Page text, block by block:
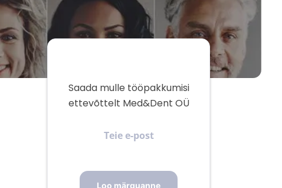
Saada mulle tööpakkumisi
ettevõttelt Med&Dent OÜ